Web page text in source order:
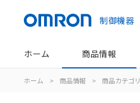
制御機器
ホーム 商品情報
ホーム > 商品情報 > 商品カテゴリ